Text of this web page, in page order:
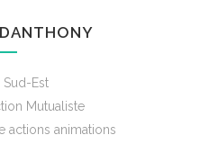
Est
Mutualiste
actions animations